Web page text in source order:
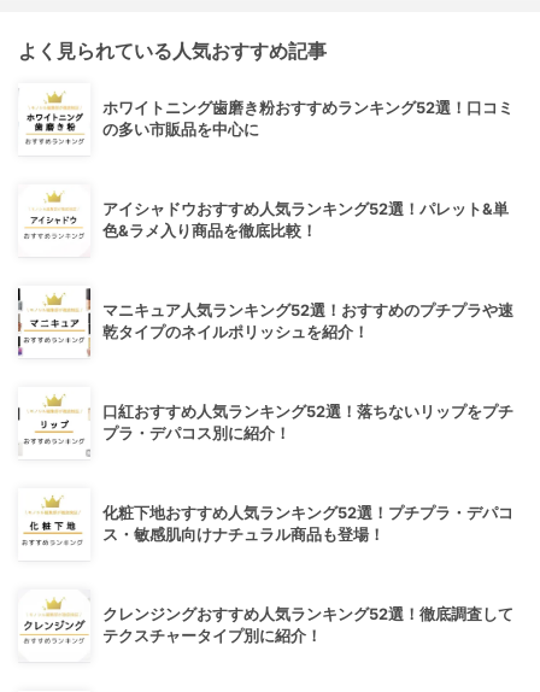
よく見られている人気おすすめ記事
ホワイトニング歯磨き粉おすすめランキング52選！口コミ
の多い市販品を中心に
アイシャドウおすすめ人気ランキング52選！パレット&単
色&ラメ入り商品を徹底比較！
マニキュア人気ランキング52選！おすすめのプチプラや速
乾タイプのネイルポリッシュを紹介！
口紅おすすめ人気ランキング52選！落ちないリップをプチ
プラ・デパコス別に紹介！
化粧下地おすすめ人気ランキング52選！プチプラ・デパコ
ス・敏感肌向けナチュラル商品も登場！
クレンジングおすすめ人気ランキング52選！徹底調査して
テクスチャータイプ別に紹介！